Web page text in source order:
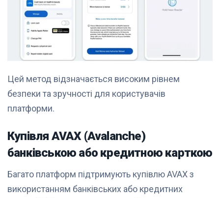
Цей метод відзначається високим рівнем
безпеки та зручності для користувачів
платформи.
Купівля AVAX (Avalanche)
банківською або кредитною карткою
Багато платформ підтримують купівлю AVAX з
використанням банківських або кредитних